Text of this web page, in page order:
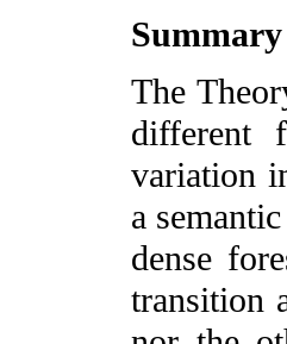
Summary
The
different
variation
a
dense
transition